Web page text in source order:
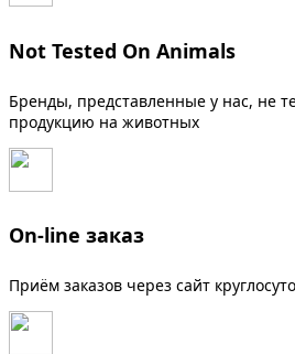
Not Tested On Animals
Бренды, представленные у нас, не
продукцию на животных
On-line заказ
Приём заказов через сайт